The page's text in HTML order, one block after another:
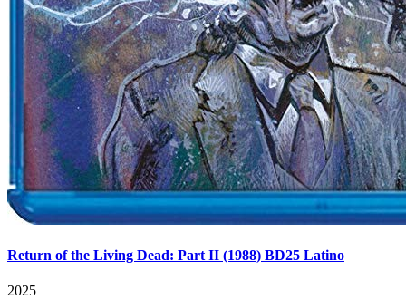
Return of the Living Dead: Part II (1988) BD25 Latino
2025